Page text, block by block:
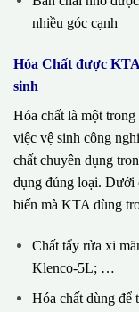
nhiều góc cạnh
Hóa Chất được
sinh
Hóa chất là một
việc vệ sinh công
chất chuyên dụng
dụng đúng loại. Dưới
biến mà KTA dùng
Chất tẩy rửa xi
Klenco-5L; …
Hóa chất dùng để